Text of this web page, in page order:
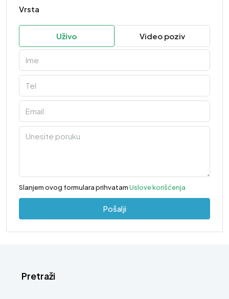
Vrsta
Uživo Video poziv
Slanjem ovog formulara prihvatamUslove korišćenja
Pošalji
Pretraži